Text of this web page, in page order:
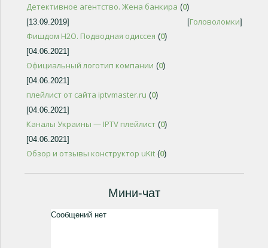
Детективное агентство. Жена банкира (0)
[13.09.2019]
[Головоломки]
Фишдом H2O. Подводная одиссея (0)
[04.06.2021]
Официальный логотип компании (0)
[04.06.2021]
плейлист от сайта iptvmaster.ru (0)
[04.06.2021]
Каналы Украины — IPTV плейлист (0)
[04.06.2021]
Обзор и отзывы конструктор uKit (0)
Мини-чат